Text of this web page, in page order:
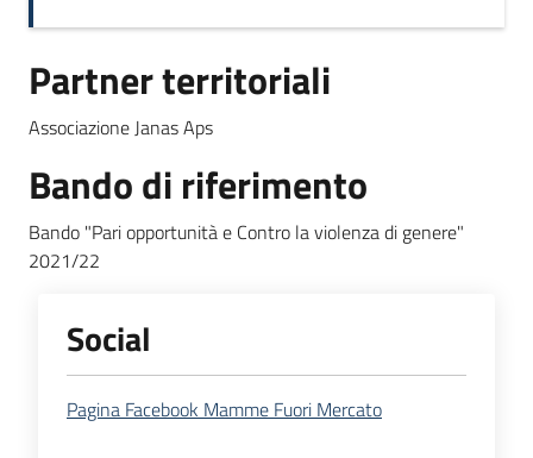
Partner territoriali
Associazione Janas Aps
Bando di riferimento
Bando "Pari opportunità e Contro la violenza di genere"
2021/22
Social
Pagina Facebook Mamme Fuori Mercato